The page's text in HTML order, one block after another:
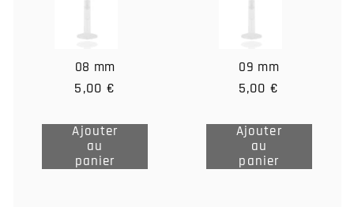
08 mm
5,00 €
Ajouter
au
Ajouter
au
panier
09 mm
5,00 €
Ajouter
au
Ajouter
au
panier